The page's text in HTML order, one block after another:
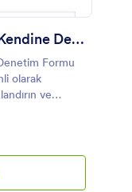
Kiralık Gayrimenkul Kendi Kendine Denetim Formu
Formu
olarak
ve
noktadan